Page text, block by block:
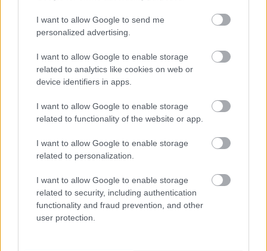
I want to allow Google to send me
personalized advertising.
I want to allow Google to enable storage
related to analytics like cookies on web or
device identifiers in apps.
I want to allow Google to enable storage
related to functionality of the website or app.
I want to allow Google to enable storage
related to personalization.
I want to allow Google to enable storage
related to security, including authentication
functionality and fraud prevention, and other
user protection.